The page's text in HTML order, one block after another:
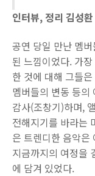
인터뷰, 정리 김성환
공연 당일 만난 멤
된 느낌이었다. 가
한 것에 대해 그들
멤버들의 변동 등의
감사(조창기)하며,
전해지기를 바라는
은 트렌디한 음악은
지금까지의 여정을
에 담겨 있었다.